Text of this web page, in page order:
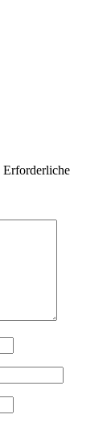
Erforderliche